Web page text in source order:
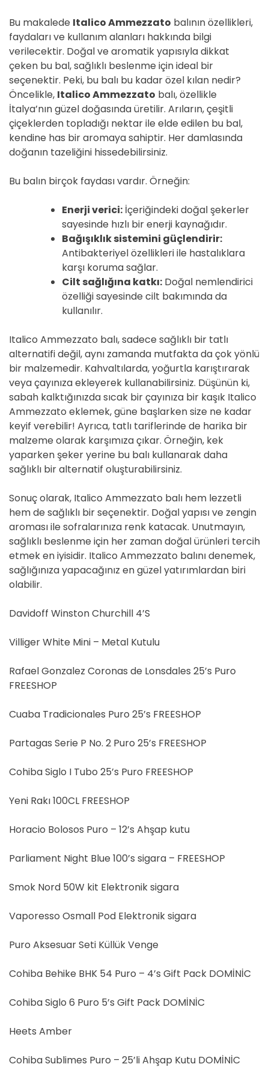
Bu makalede Italico Ammezzato balının özellikleri,
faydaları ve kullanım alanları hakkında bilgi
verilecektir. Doğal ve aromatik yapısıyla dikkat
çeken bu bal, sağlıklı beslenme için ideal bir
seçenektir. Peki, bu balı bu kadar özel kılan nedir?
Öncelikle, Italico Ammezzato balı, özellikle
İtalya’nın güzel doğasında üretilir. Arıların, çeşitli
çiçeklerden topladığı nektar ile elde edilen bu bal,
kendine has bir aromaya sahiptir. Her damlasında
doğanın tazeliğini hissedebilirsiniz.
Bu balın birçok faydası vardır. Örneğin:
Enerji verici: İçeriğindeki doğal şekerler
sayesinde hızlı bir enerji kaynağıdır.
Bağışıklık sistemini güçlendirir:
Antibakteriyel özellikleri ile hastalıklara
karşı koruma sağlar.
Cilt sağlığına katkı: Doğal nemlendirici
özelliği sayesinde cilt bakımında da
kullanılır.
Italico Ammezzato balı, sadece sağlıklı bir tatlı
alternatifi değil, aynı zamanda mutfakta da çok yönlü
bir malzemedir. Kahvaltılarda, yoğurtla karıştırarak
veya çayınıza ekleyerek kullanabilirsiniz. Düşünün ki,
sabah kalktığınızda sıcak bir çayınıza bir kaşık Italico
Ammezzato eklemek, güne başlarken size ne kadar
keyif verebilir! Ayrıca, tatlı tariflerinde de harika bir
malzeme olarak karşımıza çıkar. Örneğin, kek
yaparken şeker yerine bu balı kullanarak daha
sağlıklı bir alternatif oluşturabilirsiniz.
Sonuç olarak, Italico Ammezzato balı hem lezzetli
hem de sağlıklı bir seçenektir. Doğal yapısı ve zengin
aroması ile sofralarınıza renk katacak. Unutmayın,
sağlıklı beslenme için her zaman doğal ürünleri tercih
etmek en iyisidir. Italico Ammezzato balını denemek,
sağlığınıza yapacağınız en güzel yatırımlardan biri
olabilir.
Davidoff Winston Churchill 4’S
Villiger White Mini – Metal Kutulu
Rafael Gonzalez Coronas de Lonsdales 25’s Puro
FREESHOP
Cuaba Tradicionales Puro 25’s FREESHOP
Partagas Serie P No. 2 Puro 25’s FREESHOP
Cohiba Siglo I Tubo 25’s Puro FREESHOP
Yeni Rakı 100CL FREESHOP
Horacio Bolosos Puro – 12’s Ahşap kutu
Parliament Night Blue 100’s sigara – FREESHOP
Smok Nord 50W kit Elektronik sigara
Vaporesso Osmall Pod Elektronik sigara
Puro Aksesuar Seti Küllük Venge
Cohiba Behike BHK 54 Puro – 4’s Gift Pack DOMİNİC
Cohiba Siglo 6 Puro 5’s Gift Pack DOMİNİC
Heets Amber
Cohiba Sublimes Puro – 25’li Ahşap Kutu DOMİNİC